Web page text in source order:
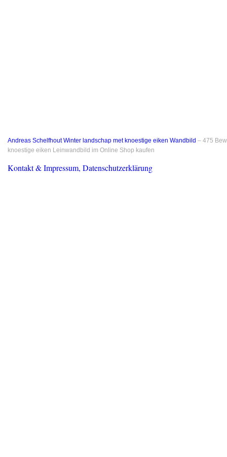
Andreas Schelfhout Winter landschap met knoestige eiken Wandbild – 475
knoestige eiken Leinwandbild im Online Shop kaufen
Kontakt & Impressum, Datenschutzerklärung